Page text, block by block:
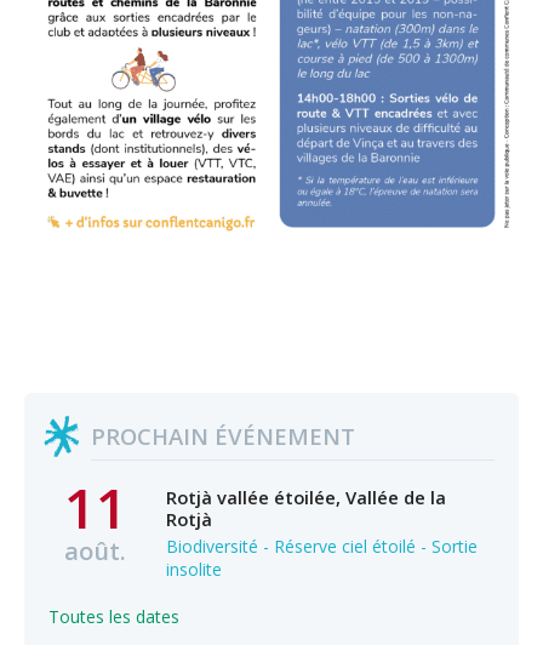
PROCHAIN ÉVÉNEMENT
11
août.
Rotjà vallée étoilée, Vallée de la
Rotjà
Biodiversité - Réserve ciel étoilé - Sortie
insolite
Toutes les dates